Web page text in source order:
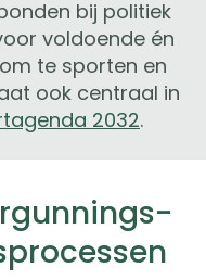
bij politiek
voldoende én
te sporten en
ook centraal in
2032.